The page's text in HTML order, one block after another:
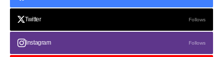
Twitter Follows
Instagram Follows